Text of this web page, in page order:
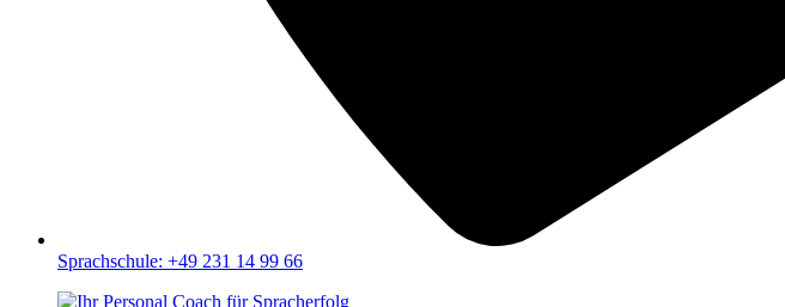
Sprachschule: +49 231 14 99 66